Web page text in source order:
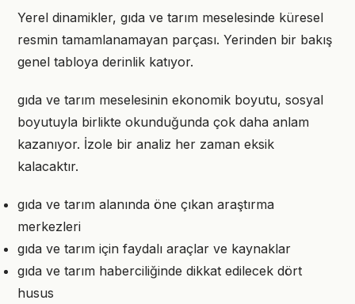
Yerel dinamikler, gıda ve tarım meselesinde küresel
resmin tamamlanamayan parçası. Yerinden bir bakış
genel tabloya derinlik katıyor.
gıda ve tarım meselesinin ekonomik boyutu, sosyal
boyutuyla birlikte okunduğunda çok daha anlam
kazanıyor. İzole bir analiz her zaman eksik
kalacaktır.
gıda ve tarım alanında öne çıkan araştırma
merkezleri
gıda ve tarım için faydalı araçlar ve kaynaklar
gıda ve tarım haberciliğinde dikkat edilecek dört
husus